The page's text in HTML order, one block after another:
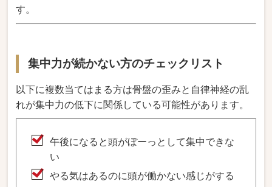
す。
集中力が続かない方のチェックリスト
以下に複数当てはまる方は骨盤の歪みと自律神経の乱
れが集中力の低下に関係している可能性があります。
午後になると頭がぼーっとして集中できな
い
やる気はあるのに頭が働かない感じがする